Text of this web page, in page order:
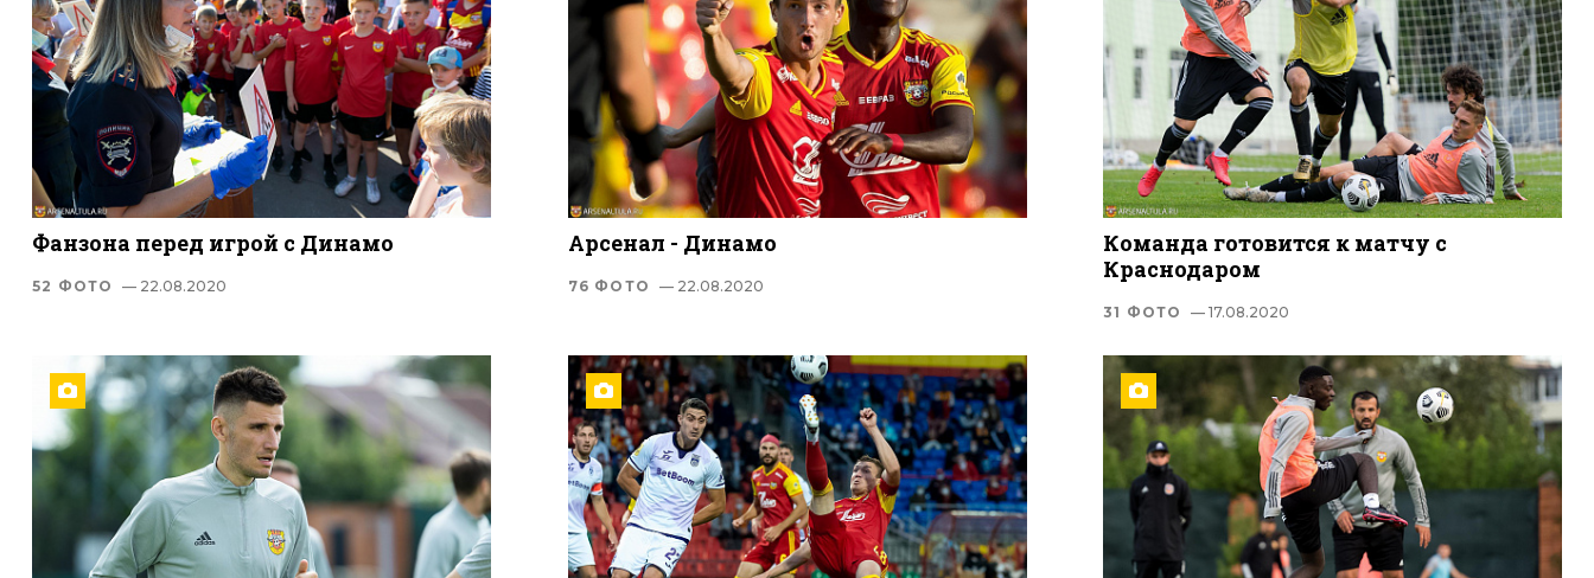
Фанзона перед игрой с Динамо
52 ФОТО — 22.08.2020
Арсенал - Динамо
76 ФОТО — 22.08.2020
Команда готовится к матчу с
Краснодаром
31 ФОТО — 17.08.2020